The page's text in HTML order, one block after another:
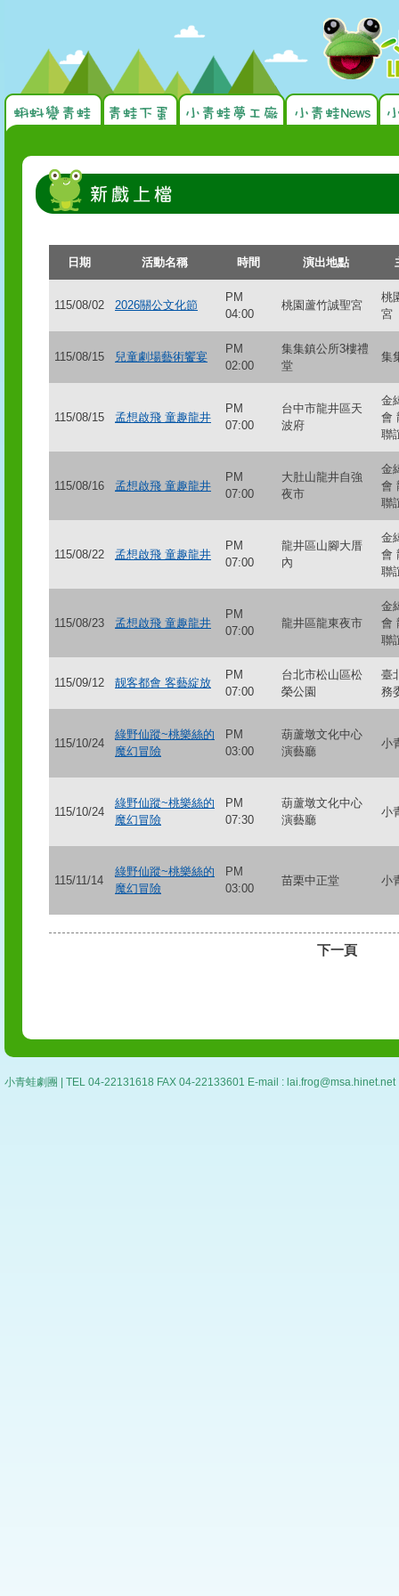
日期 活動名稱 時間 演出地點
115/08/02 2026關公文化節
PM
04:00
桃園蘆竹誠聖宮
桃
宮
115/08/15 兒童劇場藝術饗宴
PM
02:00
集集鎮公所3樓禮
堂
集
115/08/15 孟想啟飛 童趣龍井
PM
07:00
台中市龍井區天
波府
金
會
聯
115/08/16 孟想啟飛 童趣龍井
PM
07:00
大肚山龍井自強
夜市
金
會
聯
115/08/22 孟想啟飛 童趣龍井
PM
07:00
龍井區山腳大厝
內
金
會
聯
115/08/23 孟想啟飛 童趣龍井
PM
07:00
龍井區龍東夜市
金
會
聯
115/09/12 靓客都會 客藝綻放
PM
07:00
台北市松山區松
榮公園
臺
務
115/10/24
綠野仙蹤~桃樂絲的
魔幻冒險
PM
03:00
葫蘆墩文化中心
演藝廳
小
115/10/24
綠野仙蹤~桃樂絲的
魔幻冒險
PM
07:30
葫蘆墩文化中心
演藝廳
小
115/11/14
綠野仙蹤~桃樂絲的
魔幻冒險
PM
03:00
苗栗中正堂 小
下一頁
小青蛙劇團 | TEL 04-22131618 FAX 04-22133601 E-mail : lai.frog@msa.hinet.net